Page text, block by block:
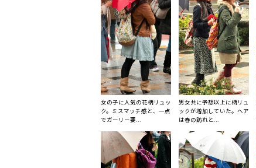
女の子に人気の花柄リュッ
ク。ミスマッチ感と、一点
でガーリー要...
男女共に予想以上に柄リュ
ックが増加していた。ヘア
は春の訪れと...